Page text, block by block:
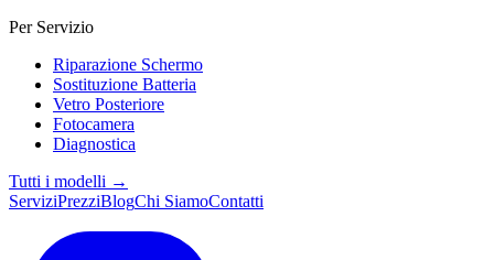
Per Servizio
Riparazione Schermo
Sostituzione Batteria
Vetro Posteriore
Fotocamera
Diagnostica
Tutti i modelli →
ServiziPrezziBlogChi SiamoContatti